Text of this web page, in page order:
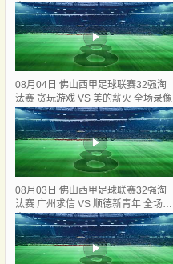
像
08月04日 佛山西甲足球联赛32强淘
汰赛 贪玩游戏 VS 美的薪火 全场录像
08月03日 佛山西甲足球联赛32强淘
汰赛 广州求信 VS 顺德新青年 全场录
像